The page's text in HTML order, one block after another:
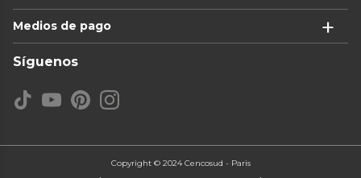
Medios de pago
Síguenos
Copyright © 2024 Cencosud - Paris